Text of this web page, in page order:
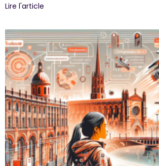
Lire l'article